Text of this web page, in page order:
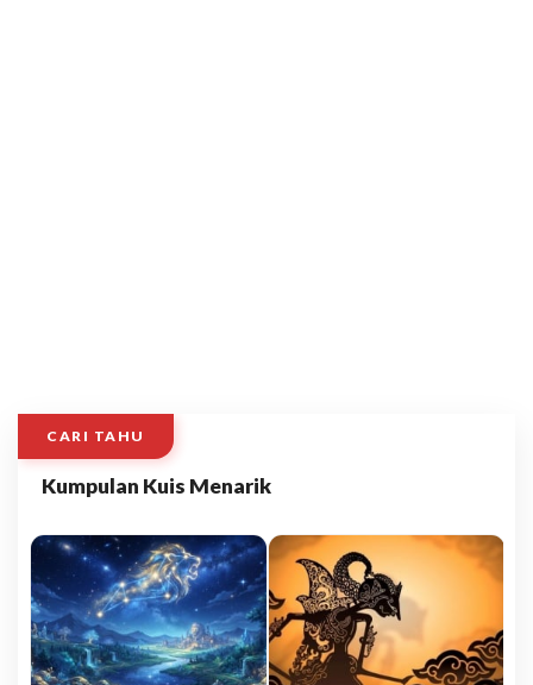
CARI TAHU
Kumpulan Kuis Menarik